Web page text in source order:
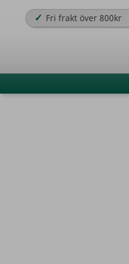
✓ Fri frakt över 800kr